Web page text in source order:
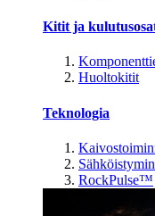
Kitit ja
Huoltokitit
Teknologia
RockPulse™